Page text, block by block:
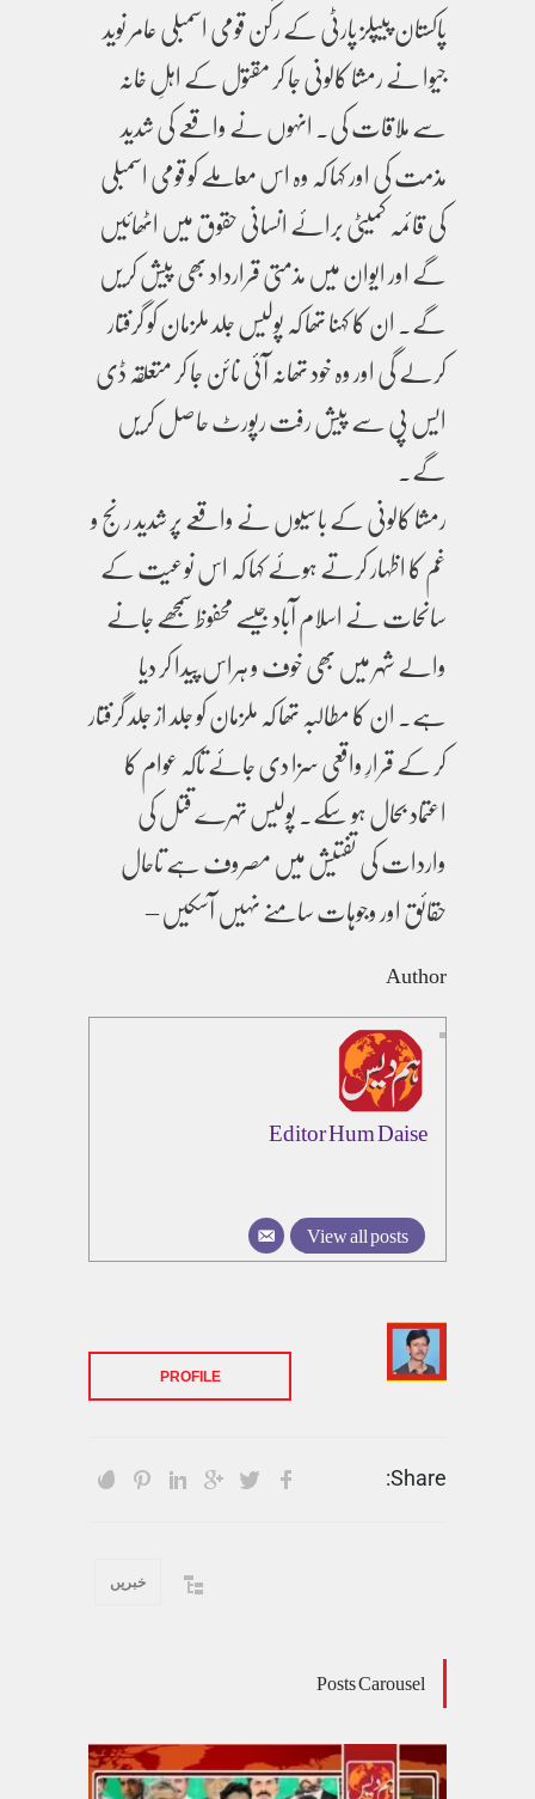
پاکستان پیپلز پارٹی کے رکن قومی اسمبلی عامر نوید
جیوا نے رمشا کالونی جا کر مقتول کے اہلِ خانہ
سے ملاقات کی۔ انہوں نے واقعے کی شدید
مذمت کی اور کہا کہ وہ اس معاملے کو قومی اسمبلی
کی قائمہ کمیٹی برائے انسانی حقوق میں اٹھائیں
گے اور ایوان میں مذمتی قرارداد بھی پیش کریں
گے۔ ان کا کہنا تھا کہ پولیس جلد ملزمان کو گرفتار
کرلے گی اور وہ خود تھانہ آئی نائن جا کر متعلقہ ڈی
ایس پی سے پیش رفت رپورٹ حاصل کریں
گے۔
رمشا کالونی کے باسیوں نے واقعے پر شدید رنج و
غم کا اظہار کرتے ہوئے کہا کہ اس نوعیت کے
سانحات نے اسلام آباد جیسے محفوظ سمجھے جانے
والے شہر میں بھی خوف و ہراس پیدا کر دیا
ہے۔ ان کا مطالبہ تھا کہ ملزمان کو جلد از جلد گرفتار
کر کے قرارِ واقعی سزا دی جائے تاکہ عوام کا
اعتماد بحال ہو سکے۔ پولیس تہرے قتل کی
واردات کی تفتیش میں مصروف ہے تاحال
حقائق اور وجوہات سامنے نہیں آسکیں –
Author
Editor Hum Daise
View all posts
PROFILE
Share:
خبریں
Posts Carousel